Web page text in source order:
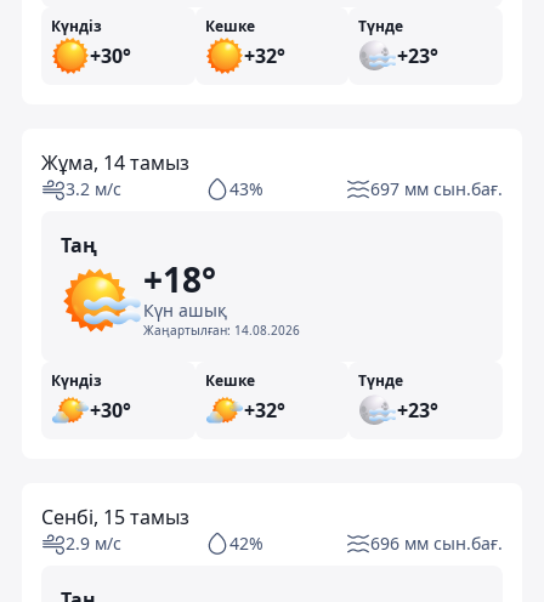
Күндіз
+30°
Кешке
+32°
Түнде
+23°
Жұма, 14 тамыз
3.2 м/с 43% 697 мм сын.бағ.
Таң
+18°
Күн ашық
Жаңартылған: 14.08.2026
Күндіз
+30°
Кешке
+32°
Түнде
+23°
Сенбі, 15 тамыз
2.9 м/с 42% 696 мм сын.бағ.